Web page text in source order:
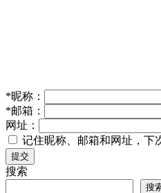
*昵称：
*邮箱：
网址：
记住昵称、邮箱和网址，下
提交
搜索
搜